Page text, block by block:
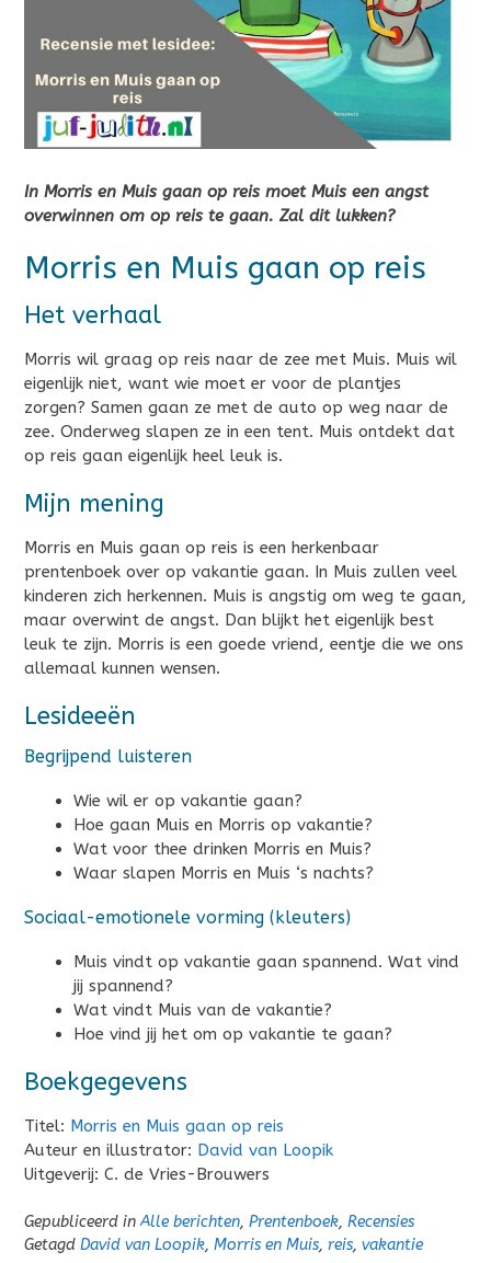
In Morris en Muis gaan op reis moet Muis een angst
overwinnen om op reis te gaan. Zal dit lukken?
Morris en Muis gaan op reis
Het verhaal
Morris wil graag op reis naar de zee met Muis. Muis wil
eigenlijk niet, want wie moet er voor de plantjes
zorgen? Samen gaan ze met de auto op weg naar de
zee. Onderweg slapen ze in een tent. Muis ontdekt dat
op reis gaan eigenlijk heel leuk is.
Mijn mening
Morris en Muis gaan op reis is een herkenbaar
prentenboek over op vakantie gaan. In Muis zullen veel
kinderen zich herkennen. Muis is angstig om weg te gaan,
maar overwint de angst. Dan blijkt het eigenlijk best
leuk te zijn. Morris is een goede vriend, eentje die we ons
allemaal kunnen wensen.
Lesideeën
Begrijpend luisteren
Wie wil er op vakantie gaan?
Hoe gaan Muis en Morris op vakantie?
Wat voor thee drinken Morris en Muis?
Waar slapen Morris en Muis ‘s nachts?
Sociaal-emotionele vorming (kleuters)
Muis vindt op vakantie gaan spannend. Wat vind
jij spannend?
Wat vindt Muis van de vakantie?
Hoe vind jij het om op vakantie te gaan?
Boekgegevens
Titel: Morris en Muis gaan op reis
Auteur en illustrator: David van Loopik
Uitgeverij: C. de Vries-Brouwers
Gepubliceerd inAlle berichten, Prentenboek, Recensies
Getagd David van Loopik, Morris en Muis, reis, vakantie